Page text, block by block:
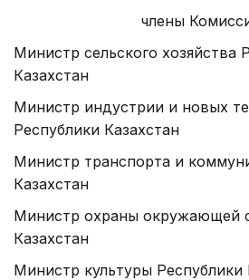
члены
Министр сельского хозяйства
Казахстан
Министр индустрии и новых
Республики Казахстан
Министр транспорта и
Казахстан
Министр охраны окружающей
Казахстан
Министр культуры Республики